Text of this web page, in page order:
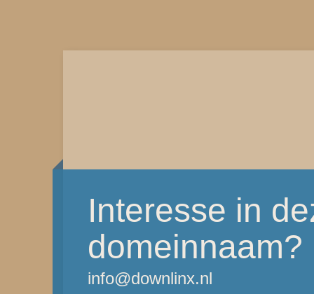
Interesse in
domeinnaam?
info@downlinx.nl